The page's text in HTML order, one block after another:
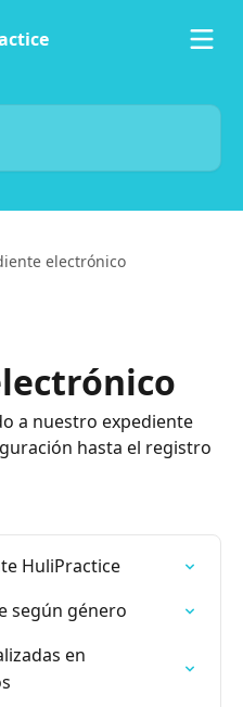
electrónico
a nuestro expediente
hasta el registro
HuliPractice
según género
en